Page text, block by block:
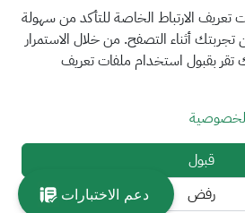
الارتباط الخاصة للتأكد من سهولة
أثناء التصفح. من خلال الاستمرار
تقر بقبول استخدام ملفات تعريف
قبول
رفض
دعم الاختبارات